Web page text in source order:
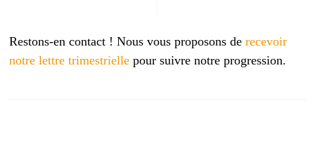
Restons-en contact ! Nous vous proposons derecevoir
notre lettre trimestrielle pour suivre notre progression.